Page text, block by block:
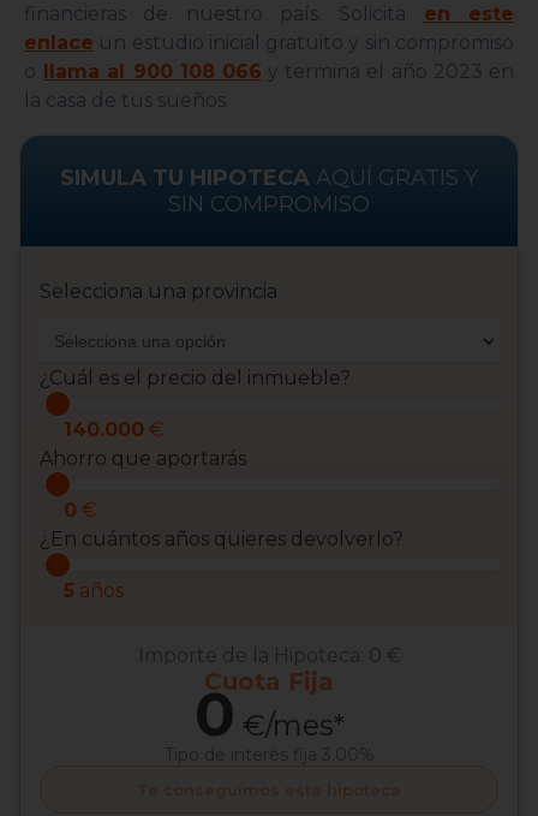
financieras de nuestro país. Solicita en este
enlace un estudio inicial gratuito y sin compromiso
o
llama al 900 108 066 y termina el año 2023 en
la casa de tus sueños.
SIMULA TU HIPOTECA AQUÍ GRATIS Y
SIN COMPROMISO
Selecciona una provincia
¿Cuál es el precio del inmueble?
140.000 €
Ahorro que aportarás
0 €
¿En cuántos años quieres devolverlo?
5 años
Importe de la Hipoteca: 0 €
Cuota Fija
0 €/mes*
Tipo de interés fija 3.00%
Te conseguimos esta hipoteca